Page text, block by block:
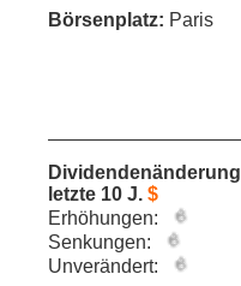
Börsenplatz: Paris
Dividendenänderung
letzte 10 J. $
Erhöhungen:
Senkungen:
Unverändert: